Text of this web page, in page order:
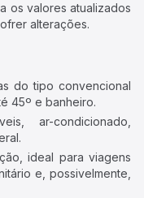
os valores atualizados
alterações.
do tipo convencional
45º e banheiro.
ar-condicionado,
ideal para viagens
e, possivelmente,